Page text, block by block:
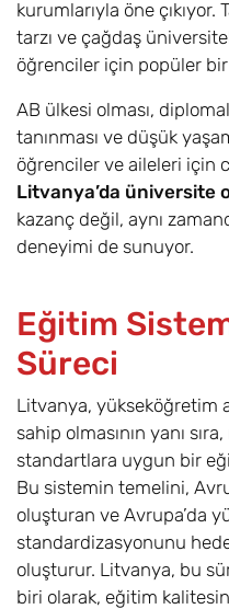
kurumlarıyla öne
tarzı ve çağdaş
öğrenciler için popüler
AB ülkesi olması,
tanınması ve düşük
öğrenciler ve aileleri için
Litvanya’da üniversite
kazanç değil, aynı
deneyimi de sunuyor.
Eğitim
Süreci
Litvanya, yükseköğretim
sahip olmasının yanı
standartlara uygun bir
Bu sistemin temelini,
oluşturan ve Avrupa’da
standardizasyonunu
oluşturur. Litvanya, bu
biri olarak, eğitim